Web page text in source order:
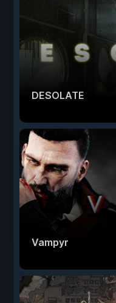
DESOLATE
Vampyr